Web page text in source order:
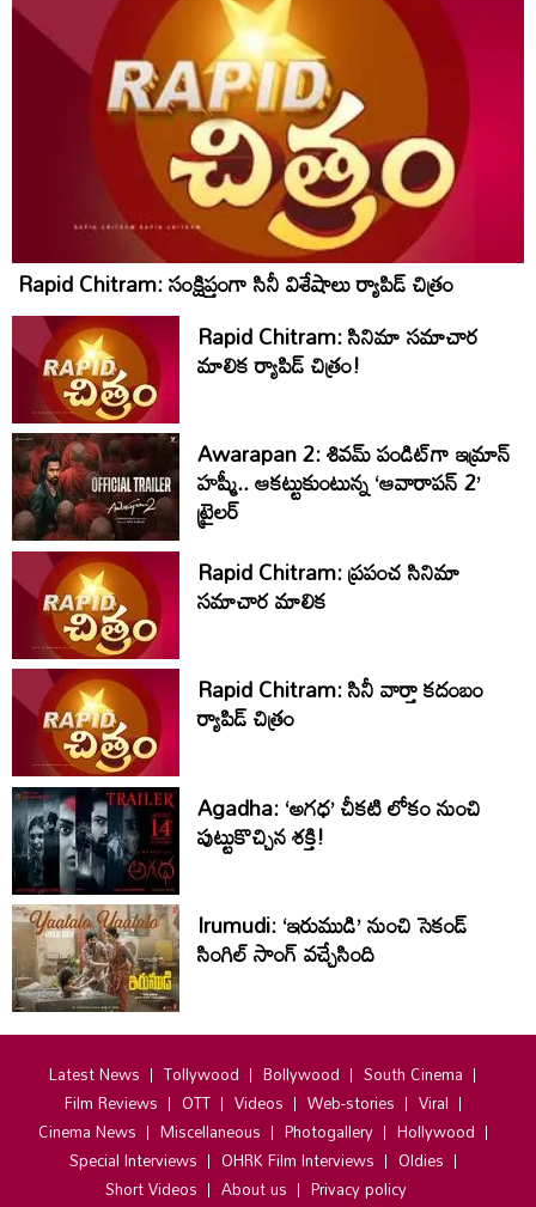
Rapid Chitram: సంక్షిప్తంగా సినీ విశేషాలు ర్యాపిడ్ చిత్రం
Rapid Chitram: సినిమా సమాచార
మాలిక ర్యాపిడ్ చిత్రం!
Awarapan 2: శివమ్ పండిట్‌గా ఇమ్రాన్
హష్మీ.. ఆకట్టుకుంటున్న ‘ఆవారాపన్ 2’
ట్రైలర్
Rapid Chitram: ప్రపంచ సినిమా
సమాచార మాలిక
Rapid Chitram: సినీ వార్తా కదంబం
ర్యాపిడ్ చిత్రం
Agadha: ‘అగధ’ చీకటి లోకం నుంచి
పుట్టుకొచ్చిన శక్తి!
Irumudi: ‘ఇరుముడి’ నుంచి సెకండ్
సింగిల్ సాంగ్ వచ్చేసింది
Latest News Tollywood Bollywood
South Cinema
Film Reviews
OTT Videos Web-stories
Viral
Cinema News
Miscellaneous Photogallery
Hollywood
Special Interviews
OHRK Film Interviews
Oldies
Short Videos
About us Privacy policy